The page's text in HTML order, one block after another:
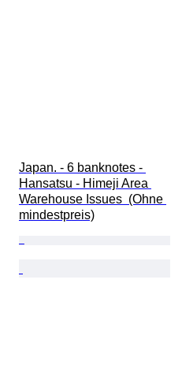
Japan. - 6 banknotes -
Hansatsu - Himeji Area
Warehouse Issues  (Ohne
mindestpreis)